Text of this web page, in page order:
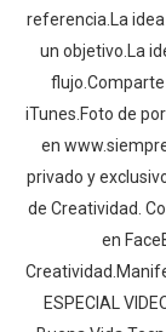
referencia.La
un objetivo.La
iTunes.Foto de
en
privado y
de Creatividad.
en
ESPECIAL